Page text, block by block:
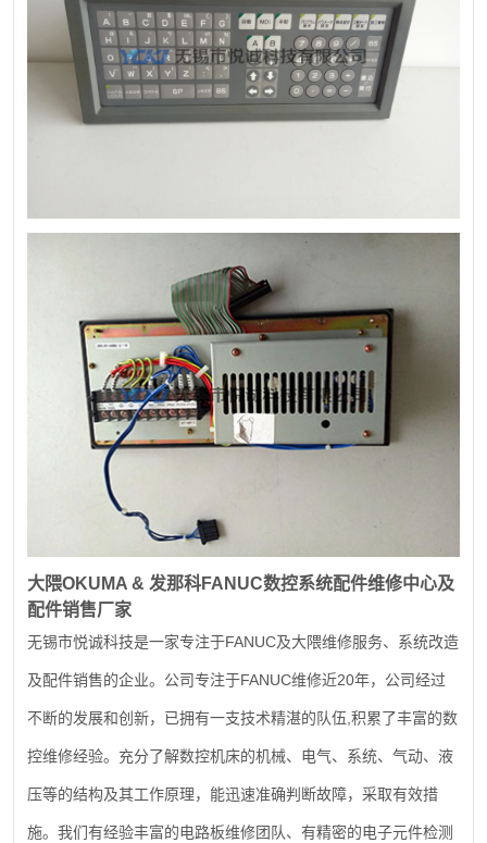
大隈OKUMA & 发那科FANUC数控系统配件维修中心及
配件销售厂家
无锡市悦诚科技是一家专注于FANUC及大隈维修服务、系统改造
及配件销售的企业。公司专注于FANUC维修近20年，公司经过
不断的发展和创新，已拥有一支技术精湛的队伍 积累了丰富的数
控维修经验。充分了解数控机床的机械、电气、系统、气动、液
压等的结构及其工作原理，能迅速准确判断故障，采取有效措
施。我们有经验丰富的电路板维修团队、有精密的电子元件检测